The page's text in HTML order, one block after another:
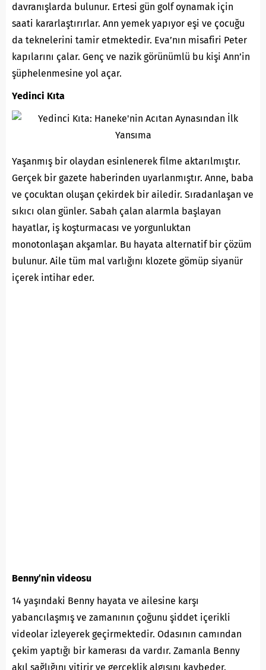
davranışlarda bulunur. Ertesi gün golf oynamak için
saati kararlaştırırlar. Ann yemek yapıyor eşi ve çocuğu
da teknelerini tamir etmektedir. Eva’nın misafiri Peter
kapılarını çalar. Genç ve nazik görünümlü bu kişi Ann’in
şüphelenmesine yol açar.
Yedinci Kıta
Yaşanmış bir olaydan esinlenerek filme aktarılmıştır.
Gerçek bir gazete haberinden uyarlanmıştır. Anne, baba
ve çocuktan oluşan çekirdek bir ailedir. Sıradanlaşan ve
sıkıcı olan günler. Sabah çalan alarmla başlayan
hayatlar, iş koşturmacası ve yorgunluktan
monotonlaşan akşamlar. Bu hayata alternatif bir çözüm
bulunur. Aile tüm mal varlığını klozete gömüp siyanür
içerek intihar eder.
Benny’nin videosu
14 yaşındaki Benny hayata ve ailesine karşı
yabancılaşmış ve zamanının çoğunu şiddet içerikli
videolar izleyerek geçirmektedir. Odasının camından
çekim yaptığı bir kamerası da vardır. Zamanla Benny
akıl sağlığını yitirir ve gerçeklik algısını kaybeder.